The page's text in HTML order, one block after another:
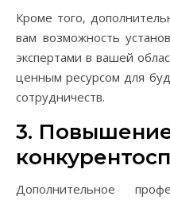
Кроме того,
вам возможность
экспертами в вашей
ценным ресурсом для
сотрудничеств.
3.
Дополнительное